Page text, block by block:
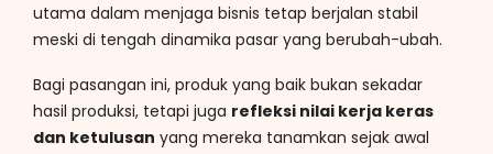
utama dalam menjaga bisnis tetap berjalan stabil
meski di tengah dinamika pasar yang berubah-ubah.
Bagi pasangan ini, produk yang baik bukan sekadar
hasil produksi, tetapi juga refleksi nilai kerja keras
dan ketulusan yang mereka tanamkan sejak awal